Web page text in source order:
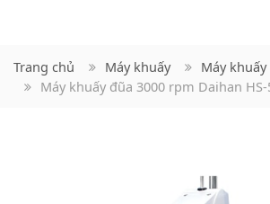
Trang chủ Máy khuấy
Máy
Máy khuấy đũa 3000 rpm Daihan HS-